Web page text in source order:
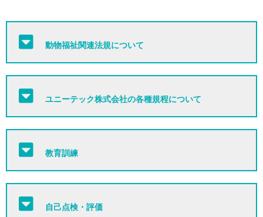
動物福祉関連法規について
ユニーテック株式会社の各種規程について
教育訓練
自己点検・評価